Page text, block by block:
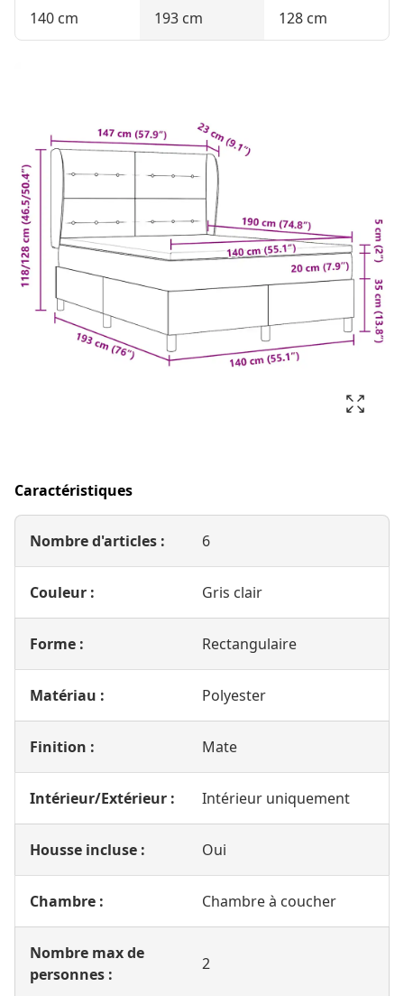
140 cm 193 cm 128 cm
Caractéristiques
Nombre d'articles : 6
Couleur : Gris clair
Forme : Rectangulaire
Matériau : Polyester
Finition : Mate
Intérieur/Extérieur : Intérieur uniquement
Housse incluse : Oui
Chambre : Chambre à coucher
Nombre max de
personnes :
2